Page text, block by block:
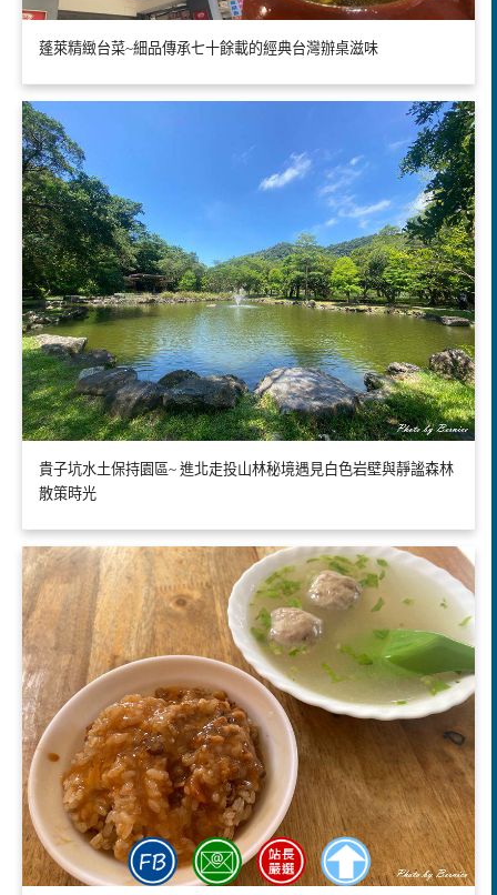
蓬萊精緻台菜~細品傳承七十餘載的經典台灣辦桌滋味
貴子坑水土保持園區~ 進北走投山林秘境遇見白色岩壁與靜謐森林
散策時光